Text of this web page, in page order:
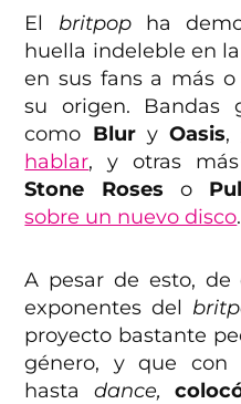
El britpopha
huella indeleble en
en sus fans a más
su origen. Bandas
como Blur y Oasis,
hablar, y otras
Stone Roses o
sobre un nuevo disco.
A pesar de esto,
exponentes del
proyecto bastante
género, y que con
hasta dance,